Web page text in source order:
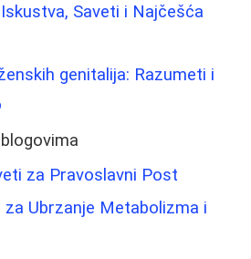
Saveti i Najčešća
genitalija: Razumeti i
za Pravoslavni Post
Ubrzanje Metabolizma i